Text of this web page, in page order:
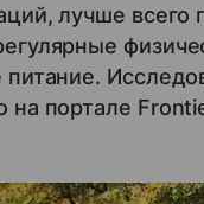
лучше всего
питание.
на портале